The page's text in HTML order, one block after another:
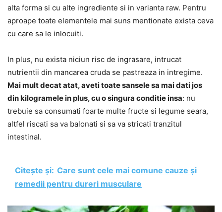
alta forma si cu alte ingrediente si in varianta raw. Pentru
aproape toate elementele mai suns mentionate exista ceva
cu care sa le inlocuiti.
In plus, nu exista niciun risc de ingrasare, intrucat
nutrientii din mancarea cruda se pastreaza in intregime.
Mai mult decat atat, aveti toate sansele sa mai dati jos
din kilogramele in plus, cu o singura conditie insa: nu
trebuie sa consumati foarte multe fructe si legume seara,
altfel riscati sa va balonati si sa va stricati tranzitul
intestinal.
Citește și: Care sunt cele mai comune cauze și
remedii pentru dureri musculare